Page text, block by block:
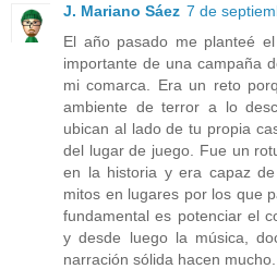
J. Mariano Sáez 7 de
El año pasado me planteé
importante de una campaña
mi comarca. Era un reto
ambiente de terror a lo
ubican al lado de tu propia
del lugar de juego. Fue un
en la historia y era capaz
mitos en lugares por los que
fundamental es potenciar el
y desde luego la música,
narración sólida hacen mucho.